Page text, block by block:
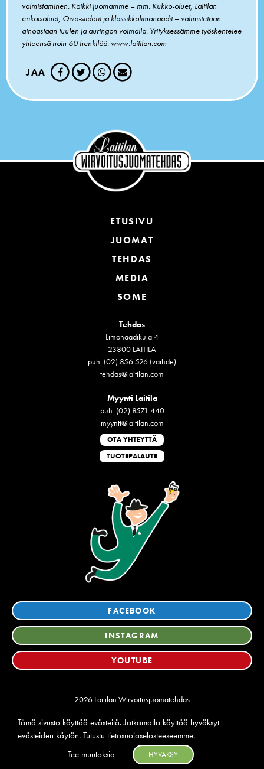
valmistaminen. Kaikki juomamme – mm. Kukko-oluet, Laitilan
erikoisoluet, Oiva-siiderit ja klassikkolimonaadit– valmistetaan
ainoastaan tuulen ja auringon voimalla. Yrityksessämme työskentelee
yhteensä noin 60 henkilöä. www.laitilan.com
JAA
ETUSIVU
JUOMAT
TEHDAS
MEDIA
SOME
Tehdas
Limonaadikuja 4
23800 LAITILA
puh. (02) 856 526 (vaihde)
tehdas@laitilan.com
Myynti Laitila
puh. (02) 8571 440
myynti@laitilan.com
OTA YHTEYTTÄ
TUOTEPALAUTE
FACEBOOK
INSTAGRAM
YOUTUBE
2026 Laitilan Wirvoitusjuomatehdas
Ilmoituskanava
Tämä sivusto käyttää evästeitä. Jatkamalla käyttöä hyväksyt
evästeiden käytön. Tutustu tietosuojaselosteeseemme.
Tee muutoksia
HYVÄKSY
Suomi English englanti)